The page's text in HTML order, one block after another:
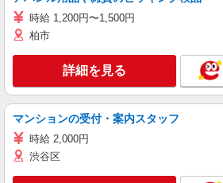
時給 1,200円〜1,500円
柏市
詳細を見る
マンションの受付・案内スタッフ
時給 2,000円
渋谷区